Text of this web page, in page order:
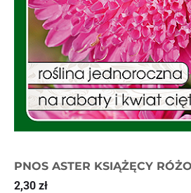
PNOS ASTER KSIĄŻĘCY
2,30 zł